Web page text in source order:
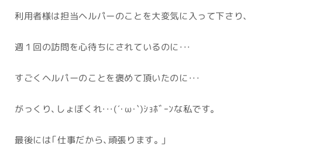
利用者様は担当ヘルパーのことを大変気に入って下さり、
週１回の訪問を心待ちにされているのに・・・
すごくヘルパーのことを褒めて頂いたのに・・・
がっくり、しょぼくれ・・・(´･ω･`)ｼｮﾎﾞｰﾝな私です。
最後には「仕事だから、頑張ります。」